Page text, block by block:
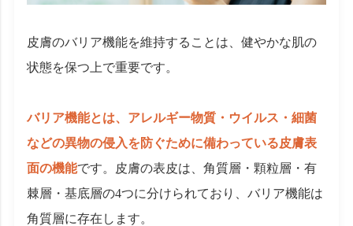
皮膚のバリア機能を維持することは、健やかな肌の
状態を保つ上で重要です。
バリア機能とは、アレルギー物質・ウイルス・細菌
などの異物の侵入を防ぐために備わっている皮膚表
面の機能です。皮膚の表皮は、角質層・顆粒層・有
棘層・基底層の4つに分けられており、バリア機能は
角質層に存在します。